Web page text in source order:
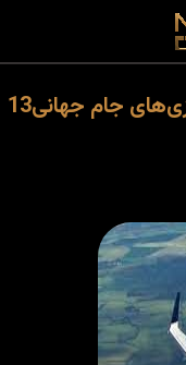
بلیت رفت و برگشت به قطر برای‌ بازی‌های جام جهانی13